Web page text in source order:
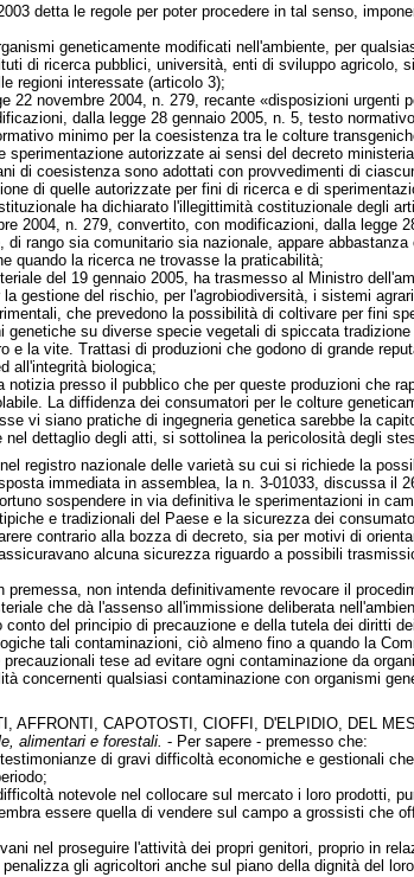
detta le regole per poter procedere in tal senso,
geneticamente modificati nell'ambiente, per
di ricerca pubblici, università, enti di sviluppo agricolo,
regioni interessate (articolo 3);
22 novembre 2004, n. 279, recante «disposizioni urgenti
dalla legge 28 gennaio 2005, n. 5, testo
minimo per la coesistenza tra le colture
autorizzate ai sensi del decreto
di coesistenza sono adottati con provvedimenti di
di quelle autorizzate per fini di ricerca e di
ha dichiarato l'illegittimità costituzionale degli
2004, n. 279, convertito, con modificazioni, dalla legge
rango sia comunitario sia nazionale, appare
quando la ricerca ne trovasse la praticabilità;
del 19 gennaio 2005, ha trasmesso al Ministro
gestione del rischio, per l'agrobiodiversità, i sistemi
che prevedono la possibilità di coltivare per fini
genetiche su diverse specie vegetali di spiccata
e la vite. Trattasi di produzioni che godono di grande
all'integrità biologica;
presso il pubblico che per queste produzioni che
La diffidenza dei consumatori per le colture
vi siano pratiche di ingegneria genetica sarebbe la
dettaglio degli atti, si sottolinea la pericolosità degli
registro nazionale delle varietà su cui si richiede la
immediata in assemblea, la n. 3-01033, discussa il
sospendere in via definitiva le sperimentazioni in
e tradizionali del Paese e la sicurezza dei
contrario alla bozza di decreto, sia per motivi di
alcuna sicurezza riguardo a possibili
non intenda definitivamente revocare il
che dà l'assenso all'immissione deliberata
del principio di precauzione e della tutela dei diritti
tali contaminazioni, ciò almeno fino a quando la
tese ad evitare ogni contaminazione da
concernenti qualsiasi contaminazione con organismi
AFFRONTI, CAPOTOSTI, CIOFFI, D'ELPIDIO, DEL
alimentari e forestali. - Per sapere - premesso che:
di gravi difficoltà economiche e gestionali
notevole nel collocare sul mercato i loro prodotti,
essere quella di vendere sul campo a grossisti che
nel proseguire l'attività dei propri genitori, proprio in
gli agricoltori anche sul piano della dignità del